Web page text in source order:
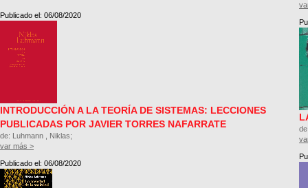
Publicado el: 06/08/2020
INTRODUCCIÓN A LA TEORÍA DE SISTEMAS: LECCIONES
PUBLICADAS POR JAVIER TORRES NAFARRATE
de: Luhmann , Niklas;
var más >
Publicado el: 06/08/2020